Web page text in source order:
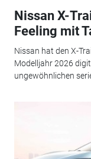
Nissan X-
Feeling mit
Nissan hat den X-
Modelljahr 2026
ungewöhnlichen